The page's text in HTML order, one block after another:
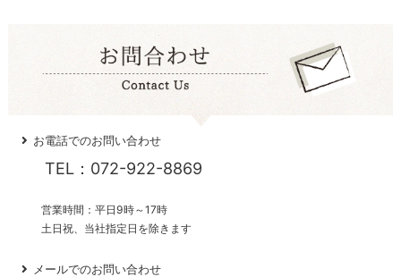
お電話でのお問い合わせ
TEL：072-922-8869
営業時間：平日9時～17時
土日祝、当社指定日を除きます
メールでのお問い合わせ